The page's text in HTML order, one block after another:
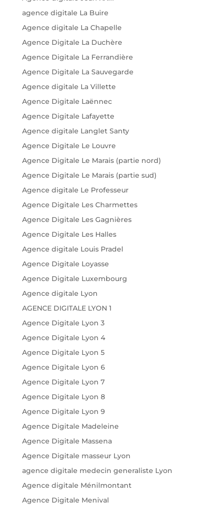
agence digitale La Buire
Agence digitale La Chapelle
Agence Digitale La Duchère
Agence Digitale La Ferrandière
Agence Digitale La Sauvegarde
Agence digitale La Villette
Agence Digitale Laënnec
Agence Digitale Lafayette
Agence digitale Langlet Santy
Agence Digitale Le Louvre
Agence Digitale Le Marais (partie nord)
Agence Digitale Le Marais (partie sud)
Agence digitale Le Professeur
Agence Digitale Les Charmettes
Agence Digitale Les Gagnières
Agence Digitale Les Halles
Agence digitale Louis Pradel
Agence Digitale Loyasse
Agence Digitale Luxembourg
Agence digitale Lyon
AGENCE DIGITALE LYON 1
Agence Digitale Lyon 3
Agence Digitale Lyon 4
Agence Digitale Lyon 5
Agence Digitale Lyon 6
Agence Digitale Lyon 7
Agence Digitale Lyon 8
Agence Digitale Lyon 9
Agence Digitale Madeleine
Agence Digitale Massena
Agence Digitale masseur Lyon
agence digitale medecin generaliste Lyon
Agence digitale Ménilmontant
Agence Digitale Menival